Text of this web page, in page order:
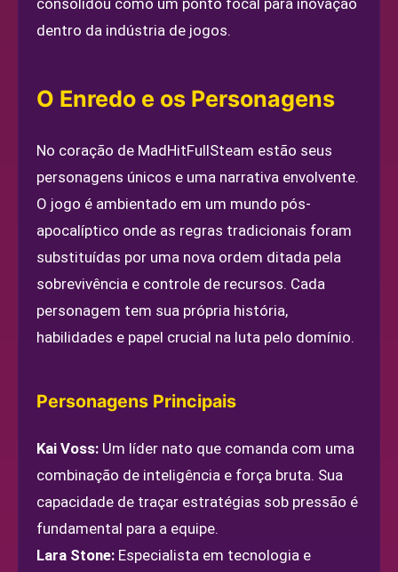
consolidou como um ponto focal para inovação
dentro da indústria de jogos.
O Enredo e os Personagens
No coração de MadHitFullSteam estão seus
personagens únicos e uma narrativa envolvente.
O jogo é ambientado em um mundo pós-
apocalíptico onde as regras tradicionais foram
substituídas por uma nova ordem ditada pela
sobrevivência e controle de recursos. Cada
personagem tem sua própria história,
habilidades e papel crucial na luta pelo domínio.
Personagens Principais
Kai Voss: Um líder nato que comanda com uma
combinação de inteligência e força bruta. Sua
capacidade de traçar estratégias sob pressão é
fundamental para a equipe.
Lara Stone: Especialista em tecnologia e